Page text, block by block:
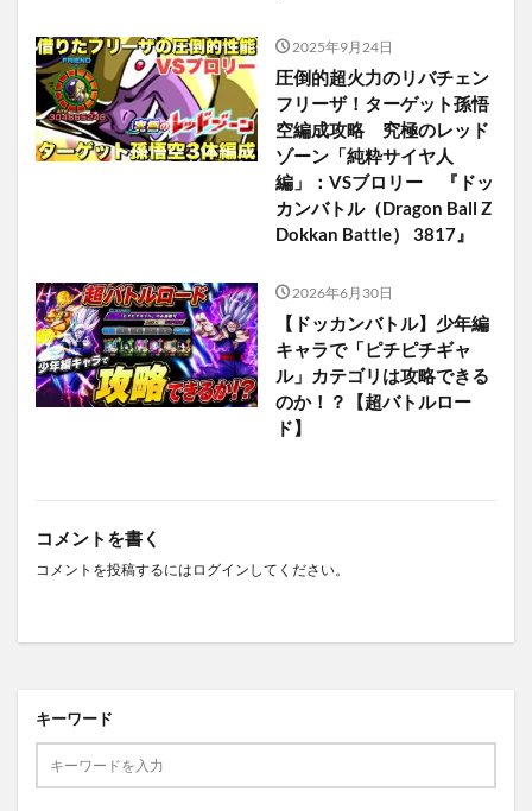
2025年9月24日
圧倒的超火力のリバチェン
フリーザ！ターゲット孫悟
空編成攻略 究極のレッド
ゾーン「純粋サイヤ人
編」：VSブロリー 『ドッ
カンバトル（Dragon Ball Z
Dokkan Battle） 3817』
2026年6月30日
【ドッカンバトル】少年編
キャラで「ピチピチギャ
ル」カテゴリは攻略できる
のか！？【超バトルロー
ド】
コメントを書く
コメントを投稿するには ログイン してください。
キーワード